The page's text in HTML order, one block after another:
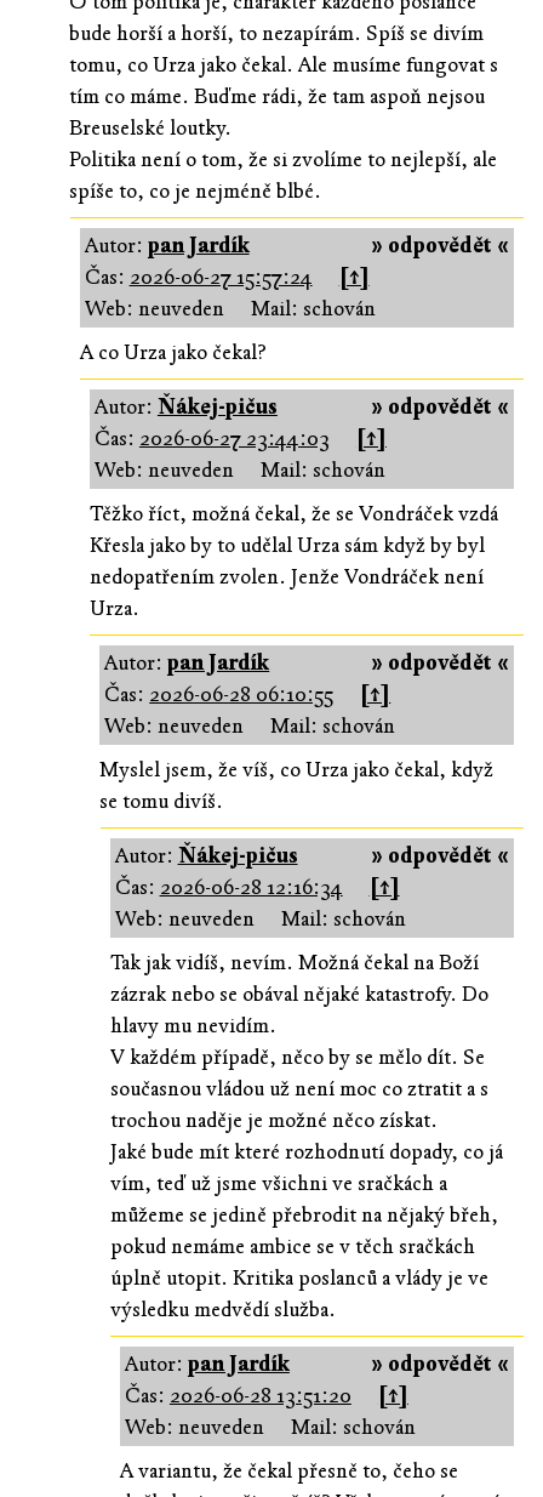
bude horší a horší, to nezapírám. Spíš se divím
tomu, co Urza jako čekal. Ale musíme fungovat s
tím co máme. Buďme rádi, že tam aspoň nejsou
Breuselské loutky.
Politika není o tom, že si zvolíme to nejlepší, ale
spíše to, co je nejméně blbé.
» odpovědět «
Autor: pan Jardík
Čas: 2026-06-27 15:57:24
[↑]
Web: neuveden
Mail: schován
A co Urza jako čekal?
» odpovědět «
Autor: Ňákej-pičus
Čas: 2026-06-27 23:44:03
[↑]
Web: neuveden
Mail: schován
Těžko říct, možná čekal, že se Vondráček vzdá
Křesla jako by to udělal Urza sám když by byl
nedopatřením zvolen. Jenže Vondráček není
Urza.
» odpovědět «
Autor:pan Jardík
Čas: 2026-06-28 06:10:55
[↑]
Web: neuveden
Mail: schován
Myslel jsem, že víš, co Urza jako čekal, když
se tomu divíš.
» odpovědět «
Autor: Ňákej-pičus
Čas: 2026-06-28 12:16:34
[↑]
Web: neuveden
Mail: schován
Tak jak vidíš, nevím. Možná čekal na Boží
zázrak nebo se obával nějaké katastrofy. Do
hlavy mu nevidím.
V každém případě, něco by se mělo dít. Se
současnou vládou už není moc co ztratit a s
trochou naděje je možné něco získat.
Jaké bude mít které rozhodnutí dopady, co já
vím, teď už jsme všichni ve sračkách a
můžeme se jedině přebrodit na nějaký břeh,
pokud nemáme ambice se v těch sračkách
úplně utopit. Kritika poslanců a vlády je ve
výsledku medvědí služba.
» odpovědět «
Autor: pan Jardík
Čas: 2026-06-28 13:51:20
[↑]
Web: neuveden
Mail: schován
A variantu, že čekal přesně to, čeho se